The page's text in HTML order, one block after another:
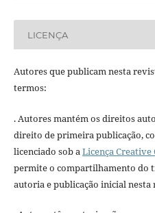
LICENÇA
Autores que publicam nesta
termos:
. Autores mantém os direitos
direito de primeira publicação,
licenciado sob a Licença
permite o compartilhamento do
autoria e publicação inicial nesta